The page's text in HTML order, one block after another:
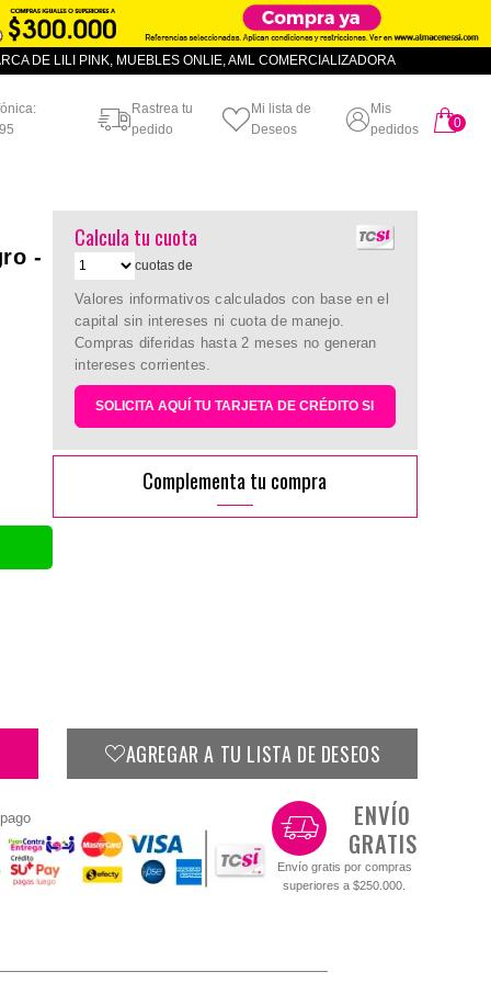
DE LILI PINK, MUEBLES ONLIE, AML COMERCIALIZADORA
Rastrea tu
pedido
Mi lista de
Deseos
Mis
pedidos
0
-
Calcula tu cuota
cuotas de
Valores informativos calculados con base en el
capital sin intereses ni cuota de manejo.
Compras diferidas hasta 2 meses no generan
intereses corrientes.
SOLICITA AQUÍ TU TARJETA DE CRÉDITO SI
Complementa tu compra
AGREGAR A TU LISTA DE DESEOS
ENVÍO
GRATIS
Envío gratis por compras
superiores a $250.000.